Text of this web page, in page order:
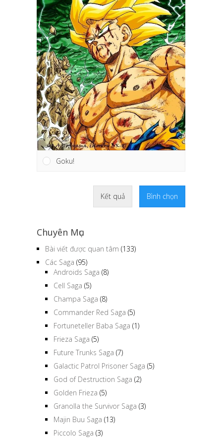
Goku!
Kết quả Bình chọn
Chuyên Mục
Bài viết được quan tâm (133)
Các Saga (95)
Androids Saga (8)
Cell Saga (5)
Champa Saga (8)
Commander Red Saga (5)
Fortuneteller Baba Saga (1)
Frieza Saga (5)
Future Trunks Saga (7)
Galactic Patrol Prisoner Saga (5)
God of Destruction Saga (2)
Golden Frieza (5)
Granolla the Survivor Saga (3)
Majin Buu Saga (13)
Piccolo Saga (3)